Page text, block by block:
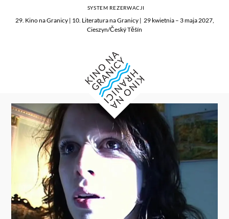
29. Kino na Granicy | 10. Literatura na Granicy | 29 kwietnia – 3 maja 2027,
Cieszyn/Český Těšín
SYSTEM REZERWACJI